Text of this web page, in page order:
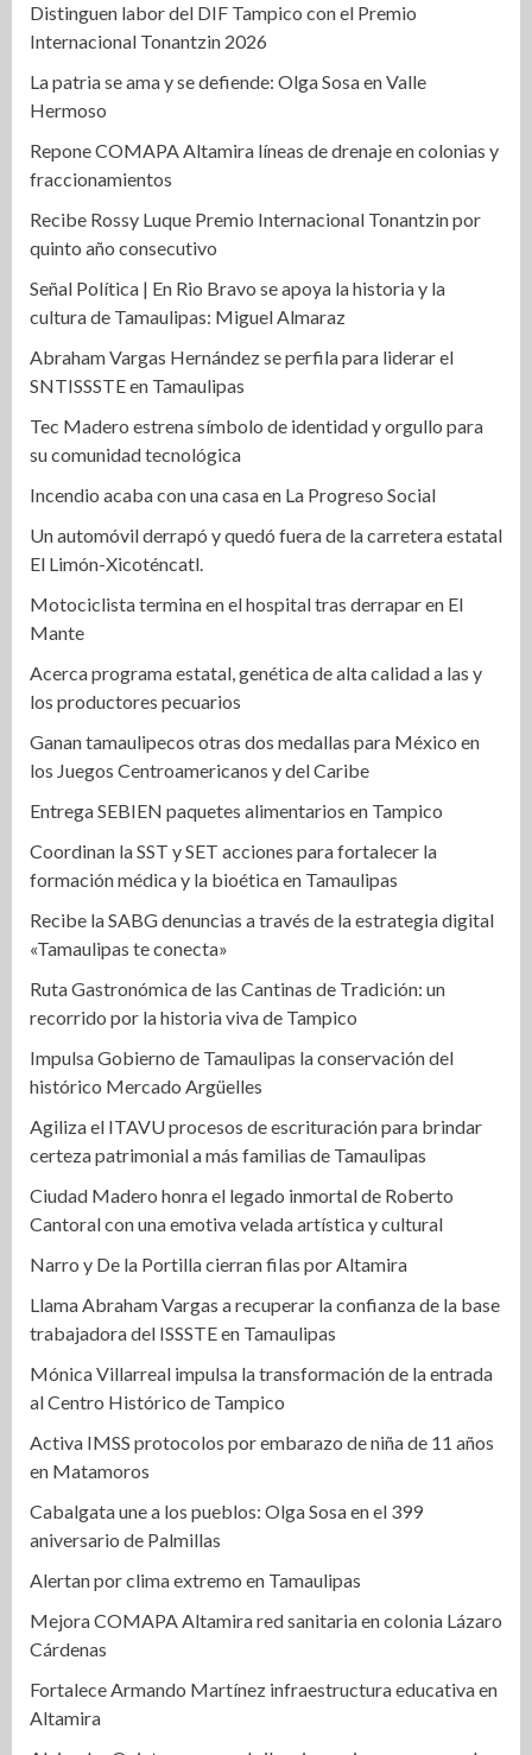
Distinguen labor del DIF Tampico con el Premio
Internacional Tonantzin 2026
La patria se ama y se defiende: Olga Sosa en Valle
Hermoso
Repone COMAPA Altamira líneas de drenaje en colonias y
fraccionamientos
Recibe Rossy Luque Premio Internacional Tonantzin por
quinto año consecutivo
Señal Política | En Rio Bravo se apoya la historia y la
cultura de Tamaulipas: Miguel Almaraz
Abraham Vargas Hernández se perfila para liderar el
SNTISSSTE en Tamaulipas
Tec Madero estrena símbolo de identidad y orgullo para
su comunidad tecnológica
Incendio acaba con una casa en La Progreso Social
Un automóvil derrapó y quedó fuera de la carretera estatal
El Limón-Xicoténcatl.
Motociclista termina en el hospital tras derrapar en El
Mante
Acerca programa estatal, genética de alta calidad a las y
los productores pecuarios
Ganan tamaulipecos otras dos medallas para México en
los Juegos Centroamericanos y del Caribe
Entrega SEBIEN paquetes alimentarios en Tampico
Coordinan la SST y SET acciones para fortalecer la
formación médica y la bioética en Tamaulipas
Recibe la SABG denuncias a través de la estrategia digital
«Tamaulipas te conecta»
Ruta Gastronómica de las Cantinas de Tradición: un
recorrido por la historia viva de Tampico
Impulsa Gobierno de Tamaulipas la conservación del
histórico Mercado Argüelles
Agiliza el ITAVU procesos de escrituración para brindar
certeza patrimonial a más familias de Tamaulipas
Ciudad Madero honra el legado inmortal de Roberto
Cantoral con una emotiva velada artística y cultural
Narro y De la Portilla cierran filas por Altamira
Llama Abraham Vargas a recuperar la confianza de la base
trabajadora del ISSSTE en Tamaulipas
Mónica Villarreal impulsa la transformación de la entrada
al Centro Histórico de Tampico
Activa IMSS protocolos por embarazo de niña de 11 años
en Matamoros
Cabalgata une a los pueblos: Olga Sosa en el 399
aniversario de Palmillas
Alertan por clima extremo en Tamaulipas
Mejora COMAPA Altamira red sanitaria en colonia Lázaro
Cárdenas
Fortalece Armando Martínez infraestructura educativa en
Altamira